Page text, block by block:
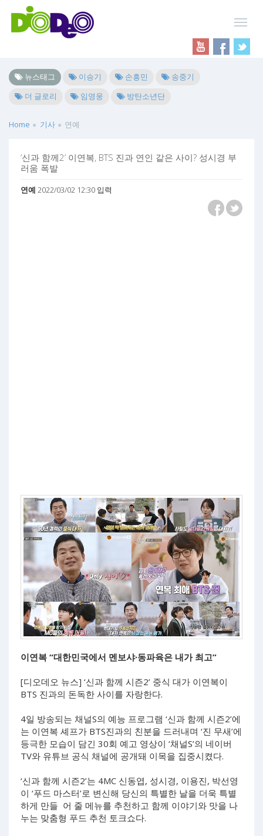
뉴스태그 이승기 손흥민
송중기
더 글로리
임영웅 방탄소년단
Home 기사 연예
‘신과 함께2’ 이연복, BTS 진과 연인 같은 사이? 성시경 부
러움 폭발
연예 2022/03/02 12:30 입력
이연복 “대한민국에서 멘보샤∙동파육은 내가 최고”
[디오데오 뉴스] ‘신과 함께 시즌2’ 중식 대가 이연복이
BTS 진과의 돈독한 사이를 자랑한다.
4일 방송되는 채널S의 예능 프로그램 ‘신과 함께 시즌2’에
는 이연복 셰프가 BTS진과의 친분을 드러내며 ‘진 무새’에
등극한 모습이 담긴 30회 예고 영상이 ‘채널S’의 네이버
TV와 유튜브 공식 채널에 공개돼 이목을 집중시켰다.
‘신과 함께 시즌2’는 4MC 신동엽, 성시경, 이용진, 박선영
이 ‘푸드 마스터’로 변신해 당신의 특별한 날을 더욱 특별
하게 만들 어 줄 메뉴를 추천하고 함께 이야기와 맛을 나
누는 맞춤형 푸드 추천 토크쇼다.